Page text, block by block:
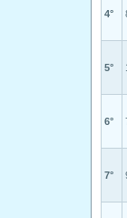
4°
5°
6°
7°